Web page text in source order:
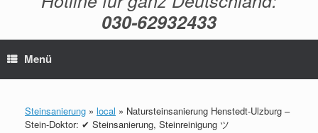
030-62932433
Menü
Steinsanierung » local » Natursteinsanierung Henstedt-Ulzburg –
Stein-Doktor: ✔ Steinsanierung, Steinreinigung ツ